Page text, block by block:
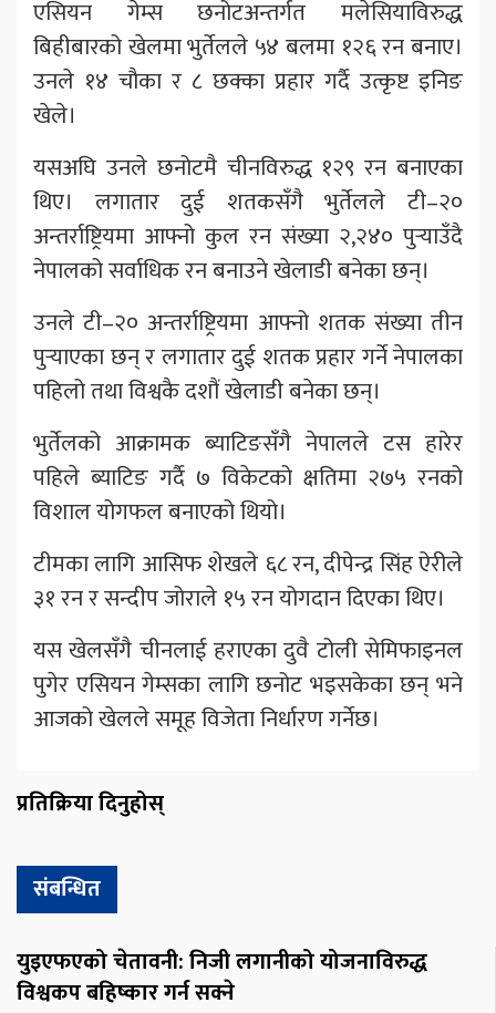
एसियन गेम्स छनोटअन्तर्गत मलेसियाविरुद्ध
बिहीबारको खेलमा भुर्तेलले ५४ बलमा १२६ रन बनाए।
उनले १४ चौका र ८ छक्का प्रहार गर्दै उत्कृष्ट इनिङ
खेले।
यसअघि उनले छनोटमै चीनविरुद्ध १२९ रन बनाएका
थिए। लगातार दुई शतकसँगै भुर्तेलले टी–२०
अन्तर्राष्ट्रियमा आफ्नो कुल रन संख्या २,२४० पुर्‍याउँदै
नेपालको सर्वाधिक रन बनाउने खेलाडी बनेका छन्।
उनले टी–२० अन्तर्राष्ट्रियमा आफ्नो शतक संख्या तीन
पुर्‍याएका छन् र लगातार दुई शतक प्रहार गर्ने नेपालका
पहिलो तथा विश्वकै दशौं खेलाडी बनेका छन्।
भुर्तेलको आक्रामक ब्याटिङसँगै नेपालले टस हारेर
पहिले ब्याटिङ गर्दै ७ विकेटको क्षतिमा २७५ रनको
विशाल योगफल बनाएको थियो।
टीमका लागि आसिफ शेखले ६८ रन, दीपेन्द्र सिंह ऐरीले
३१ रन र सन्दीप जोराले १५ रन योगदान दिएका थिए।
यस खेलसँगै चीनलाई हराएका दुवै टोली सेमिफाइनल
पुगेर एसियन गेम्सका लागि छनोट भइसकेका छन् भने
आजको खेलले समूह विजेता निर्धारण गर्नेछ।
प्रतिक्रिया दिनुहोस्
संबन्धित
युइएफएको चेतावनी: निजी लगानीको योजनाविरुद्ध
विश्वकप बहिष्कार गर्न सक्ने